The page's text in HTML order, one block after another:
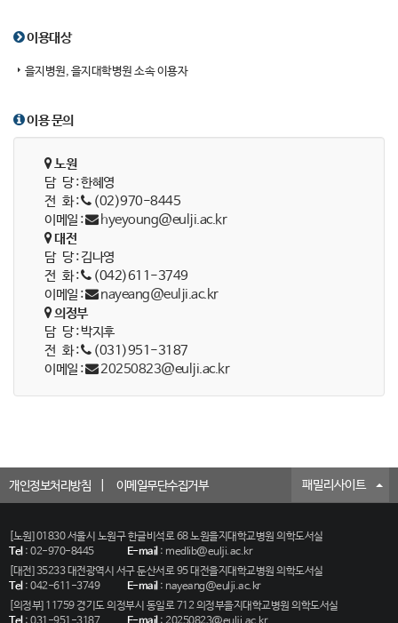
이용대상
을지병원, 을지대학병원 소속 이용자
이용 문의
노원
담 당 : 한혜영
전 화 :
(02)970-8445
이메일 :
hyeyoung@eulji.ac.kr
대전
담 당 : 김나영
전 화 :
(042)611-3749
이메일 :
nayeang@eulji.ac.kr
의정부
담 당 : 박지후
전 화 :
(031)951-3187
이메일 :
20250823@eulji.ac.kr
개인정보처리방침 이메일무단수집거부 패밀리사이트
[노원] 01830 서울시 노원구 한글비석로 68 노원을지대학교병원 의학도서실
Tel: 02-970-8445 E-mail: medlib@eulji.ac.kr
[대전] 35233 대전광역시 서구 둔산서로 95 대전을지대학교병원 의학도서실
Tel: 042-611-3749 E-mail: nayeang@eulji.ac.kr
[의정부] 11759 경기도 의정부시 동일로 712 의정부을지대학교병원 의학도서실